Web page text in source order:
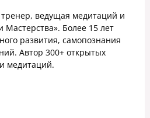
ведущая медитаций и
Мастерства». Более 15 лет
развития, самопознания
Автор 300+ открытых
медитаций.